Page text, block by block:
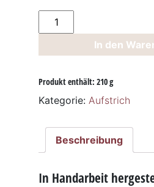
Sanddorn
Gelee
In den
Produkt enthält: 210g
Kategorie: Aufstrich
Beschreibung
In Handarbeit